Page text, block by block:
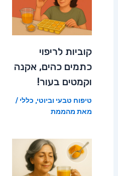
קוביות לריפוי
כתמים כהים, אקנה
וקמטים בעור!
טיפוח טבעי וביוטי, כללי /
מאת מהממת